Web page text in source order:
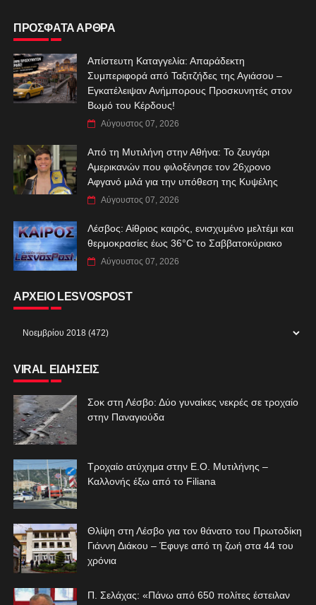
ΠΡΟΣΦΑΤΑ ΑΡΘΡΑ
Απίστευτη Καταγγελία: Απαράδεκτη
Συμπεριφορά από Ταξιτζήδες της Αγιάσου –
Εγκατέλειψαν Ανήμπορους Προσκυνητές στον
Βωμό του Κέρδους!
Αύγουστος 07, 2026
Από τη Μυτιλήνη στην Αθήνα: Το ζευγάρι
Αμερικανών που φιλοξένησε τον 26χρονο
Αφγανό μιλά για την υπόθεση της Κυψέλης
Αύγουστος 07, 2026
Λέσβος: Αίθριος καιρός, ενισχυμένο μελτέμι και
θερμοκρασίες έως 36°C το Σαββατοκύριακο
Αύγουστος 07, 2026
ΑΡΧΕΙΟ LESVOSPOST
VIRAL ΕΙΔΗΣΕΙΣ
Σοκ στη Λέσβο: Δύο γυναίκες νεκρές σε τροχαίο
στην Παναγιούδα
Τροχαίο ατύχημα στην Ε.Ο. Μυτιλήνης –
Καλλονής έξω από το Filiana
Θλίψη στη Λέσβο για τον θάνατο του Πρωτοδίκη
Γιάννη Διάκου – Έφυγε από τη ζωή στα 44 του
χρόνια
Π. Σελάχας: «Πάνω από 650 πολίτες έστειλαν